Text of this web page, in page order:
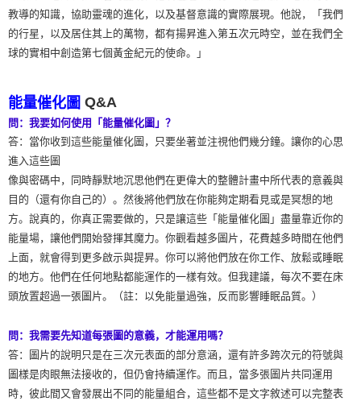
教導的知識，協助靈魂的進化，以及基督意識的實際展現。他說，「我們
的行星，以及居住其上的萬物，都有揚昇進入第五次元時空，並在我們全
球的實相中創造第七個黃金紀元的使命。」
能量催化圖 Q&A
問：我要如何使用「能量催化圖」？
答：當你收到這些能量催化圖，只要坐著並注視他們幾分鐘。讓你的心思
進入這些圖
像與密碼中，同時靜默地沉思他們在更偉大的整體計畫中所代表的意義與
目的（還有你自己的）。然後將他們放在你能夠定期看見或是冥想的地
方。說真的，你真正需要做的，只是讓這些「能量催化圖」盡量靠近你的
能量場，讓他們開始發揮其魔力。你觀看越多圖片，花費越多時間在他們
上面，就會得到更多啟示與提昇。你可以將他們放在你工作、放鬆或睡眠
的地方。他們在任何地點都能運作的一樣有效。但我建議，每次不要在床
頭放置超過一張圖片。（註：以免能量過強，反而影響睡眠品質。）
問：我需要先知道每張圖的意義，才能運用嗎？
答：圖片的說明只是在三次元表面的部分意涵，還有許多跨次元的符號與
圖樣是肉眼無法接收的，但仍會持續運作。而且，當多張圖片共同運用
時，彼此間又會發展出不同的能量組合，這些都不是文字敘述可以完整表